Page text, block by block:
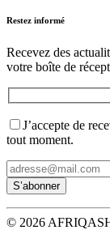
Restez informé
Recevez des
votre boîte de
J’accepte de
tout moment.
© 2026